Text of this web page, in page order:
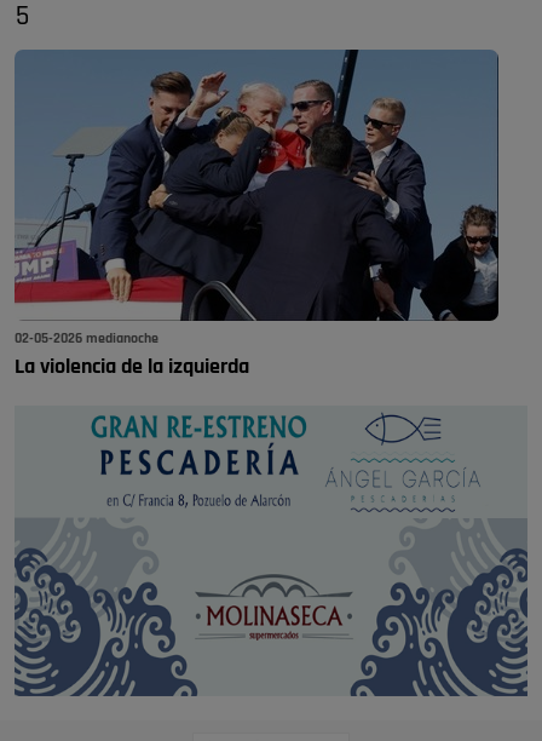
5
02-05-2026 medianoche
La violencia de la izquierda